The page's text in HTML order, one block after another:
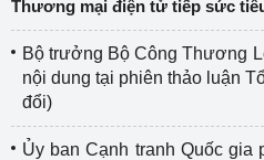
Thương mại điện tử tiếp sức
Bộ trưởng Bộ Công Thương
nội dung tại phiên thảo luận
đổi)
Ủy ban Cạnh tranh Quốc gia